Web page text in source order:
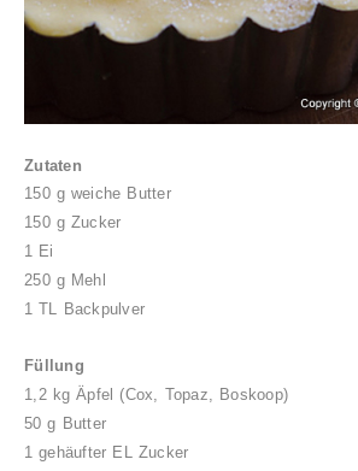
Zutaten
150 g weiche Butter
150 g Zucker
1 Ei
250 g Mehl
1 TL Backpulver
Füllung
1,2 kg Äpfel (Cox, Topaz, Boskoop)
50 g Butter
1 gehäufter EL Zucker